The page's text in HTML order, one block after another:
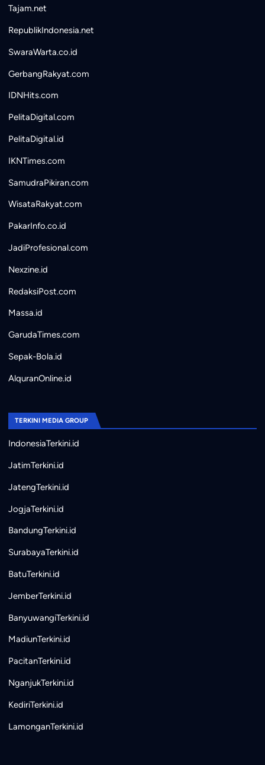
Tajam.net
RepublikIndonesia.net
SwaraWarta.co.id
GerbangRakyat.com
IDNHits.com
PelitaDigital.com
PelitaDigital.id
IKNTimes.com
SamudraPikiran.com
WisataRakyat.com
PakarInfo.co.id
JadiProfesional.com
Nexzine.id
RedaksiPost.com
Massa.id
GarudaTimes.com
Sepak-Bola.id
AlquranOnline.id
TERKINI MEDIA GROUP
IndonesiaTerkini.id
JatimTerkini.id
JatengTerkini.id
JogjaTerkini.id
BandungTerkini.id
SurabayaTerkini.id
BatuTerkini.id
JemberTerkini.id
BanyuwangiTerkini.id
MadiunTerkini.id
PacitanTerkini.id
NganjukTerkini.id
KediriTerkini.id
LamonganTerkini.id